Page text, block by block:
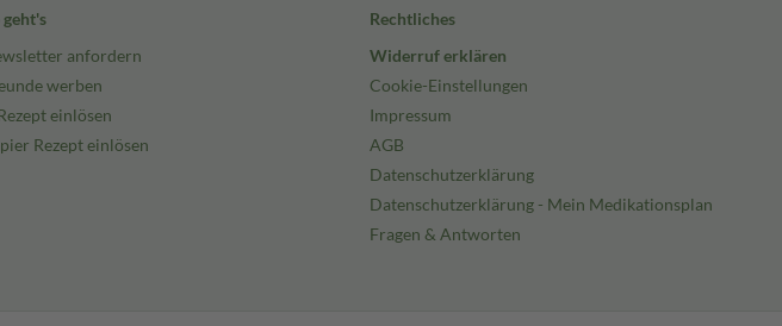
geht's
anfordern
werben
einlösen
Rezept einlösen
Rechtliches
Widerruf erklären
Cookie-Einstellungen
Impressum
AGB
Datenschutzerklärung
Datenschutzerklärung - Mein Medikationsplan
Fragen & Antworten